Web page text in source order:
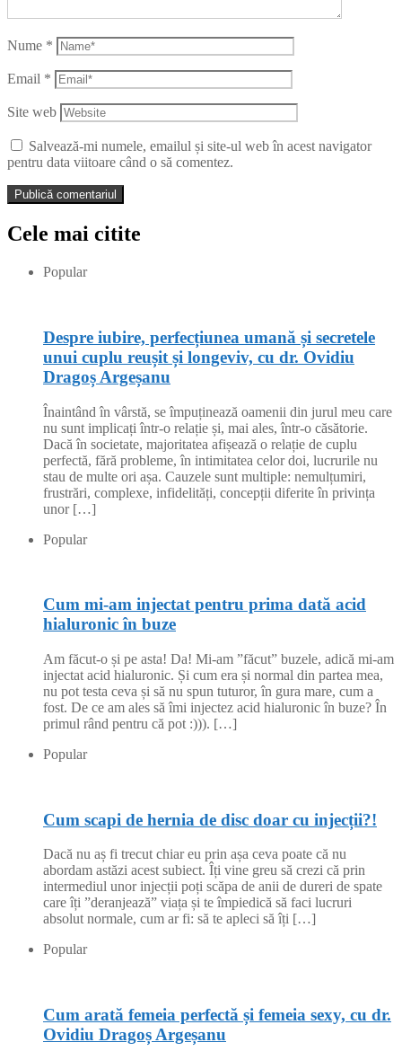
Nume *
Email *
Site web
Salvează-mi numele, emailul și site-ul web în acest navigator
pentru data viitoare când o să comentez.
Cele mai citite
Popular
Despre iubire, perfecțiunea umană și secretele
unui cuplu reușit și longeviv, cu dr. Ovidiu
Dragoș Argeșanu
Înaintând în vârstă, se împuținează oamenii din jurul meu care
nu sunt implicați într-o relație și, mai ales, într-o căsătorie.
Dacă în societate, majoritatea afișează o relație de cuplu
perfectă, fără probleme, în intimitatea celor doi, lucrurile nu
stau de multe ori așa. Cauzele sunt multiple: nemulțumiri,
frustrări, complexe, infidelități, concepții diferite în privința
unor […]
Popular
Cum mi-am injectat pentru prima dată acid
hialuronic în buze
Am făcut-o și pe asta! Da! Mi-am ”făcut” buzele, adică mi-am
injectat acid hialuronic. Și cum era și normal din partea mea,
nu pot testa ceva și să nu spun tuturor, în gura mare, cum a
fost. De ce am ales să îmi injectez acid hialuronic în buze? În
primul rând pentru că pot :))). […]
Popular
Cum scapi de hernia de disc doar cu injecții?!
Dacă nu aș fi trecut chiar eu prin așa ceva poate că nu
abordam astăzi acest subiect. Îți vine greu să crezi că prin
intermediul unor injecții poți scăpa de anii de dureri de spate
care îți ”deranjează” viața și te împiedică să faci lucruri
absolut normale, cum ar fi: să te apleci să îți […]
Popular
Cum arată femeia perfectă și femeia sexy, cu dr.
Ovidiu Dragoș Argeșanu